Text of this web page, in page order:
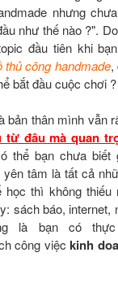
nhưng
như thế nào ?".
đầu tiên khi
công handmade,
bắt đầu cuộc chơi ?
bản thân mình vẫn
từ đâu mà quan
thể bạn chưa biết
tâm là tất cả
học thì không thiếu
sách báo, internet,
là bạn có
công việckinh